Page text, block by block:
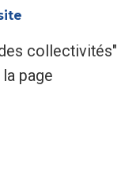
collectivités"
page